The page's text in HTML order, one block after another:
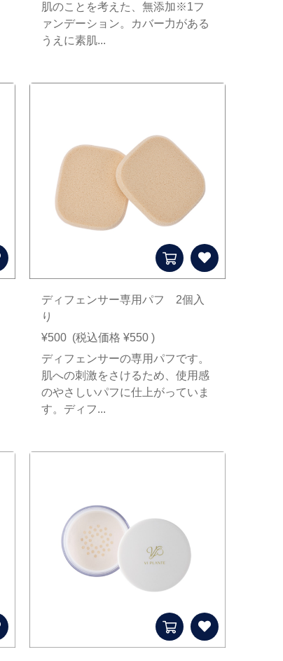
肌のことを考えた、無添加※1フ
ァンデーション。カバー力がある
うえに素肌...
ディフェンサー専用パフ 2個入
り
¥500 (税込価格 ¥550 )
ディフェンサーの専用パフです。
肌への刺激をさけるため、使用感
のやさしいパフに仕上がっていま
す。ディフ...